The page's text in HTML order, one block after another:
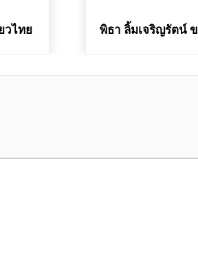
วไทย
พิธา ลิ้มเจริญรัตน์